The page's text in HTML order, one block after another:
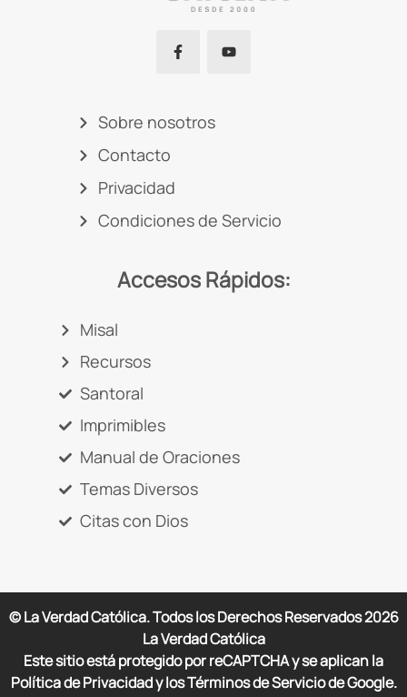
Sobre nosotros
Contacto
Privacidad
Condiciones de Servicio
Accesos Rápidos:
Misal
Recursos
Santoral
Imprimibles
Manual de Oraciones
Temas Diversos
Citas con Dios
© La Verdad Católica. Todos los Derechos Reservados2026
La Verdad Católica
Este sitio está protegido por reCAPTCHA y se aplican la
Política de Privacidad y los Términos de Servicio de Google.